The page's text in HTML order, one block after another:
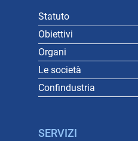
Statuto
Obiettivi
Organi
Le società
Confindustria
SERVIZI